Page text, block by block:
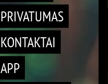
PRIVATUMAS
KONTAKTAI
APP